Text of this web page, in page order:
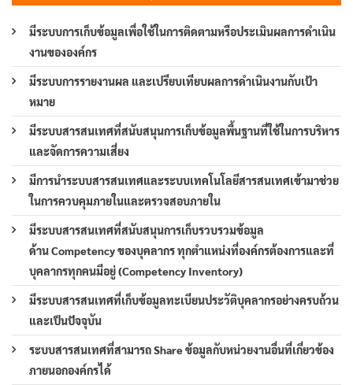
มีระบบการเก็บข้อมูลเพื่อใช้ในการติดตามหรือประเมินผลการดำเนิน
งานขององค์กร
มีระบบการรายงานผล และเปรียบเทียบผลการดำเนินงานกับเป้า
หมาย
มีระบบสารสนเทศที่สนับสนุนการเก็บข้อมูลพื้นฐานที่ใช้ในการบริหาร
และจัดการความเสี่ยง
มีการนำระบบสารสนเทศและระบบเทคโนโลยีสารสนเทศเข้ามาช่วย
ในการควบคุมภายในและตรวจสอบภายใน
มีระบบสารสนเทศที่สนับสนุนการเก็บรวบรวมข้อมูล
ด้าน Competency ของบุคลากร ทุกตำแหน่งที่องค์กรต้องการและที่
บุคลากรทุกคนมีอยู่ (Competency Inventory)
มีระบบสารสนเทศที่เก็บข้อมูลทะเบียนประวัติบุคลากรอย่างครบถ้วน
และเป็นปัจจุบัน
ระบบสารสนเทศที่สามารถ Share ข้อมูลกับหน่วยงานอื่นที่เกี่ยวข้อง
ภายนอกองค์กรได้